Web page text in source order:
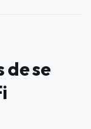
de se